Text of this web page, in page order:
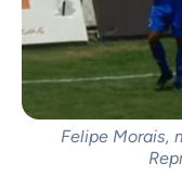
Felipe Morais,